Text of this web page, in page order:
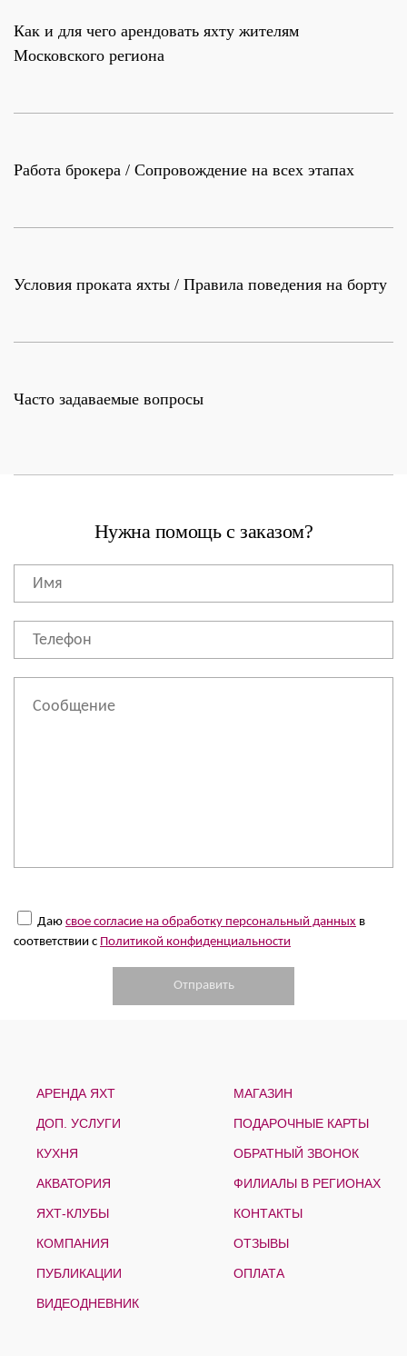
Как и для чего арендовать яхту жителям
Московского региона
Работа брокера / Сопровождение на всех этапах
Условия проката яхты / Правила поведения на борту
Часто задаваемые вопросы
Нужна помощь с заказом?
Даю свое согласие на обработку персональный данных в
соответствии с Политикой конфиденциальности
АРЕНДА ЯХТ
ДОП. УСЛУГИ
КУХНЯ
АКВАТОРИЯ
ЯХТ-КЛУБЫ
КОМПАНИЯ
ПУБЛИКАЦИИ
ВИДЕОДНЕВНИК
МАГАЗИН
ПОДАРОЧНЫЕ КАРТЫ
ОБРАТНЫЙ ЗВОНОК
ФИЛИАЛЫ В РЕГИОНАХ
КОНТАКТЫ
ОТЗЫВЫ
ОПЛАТА